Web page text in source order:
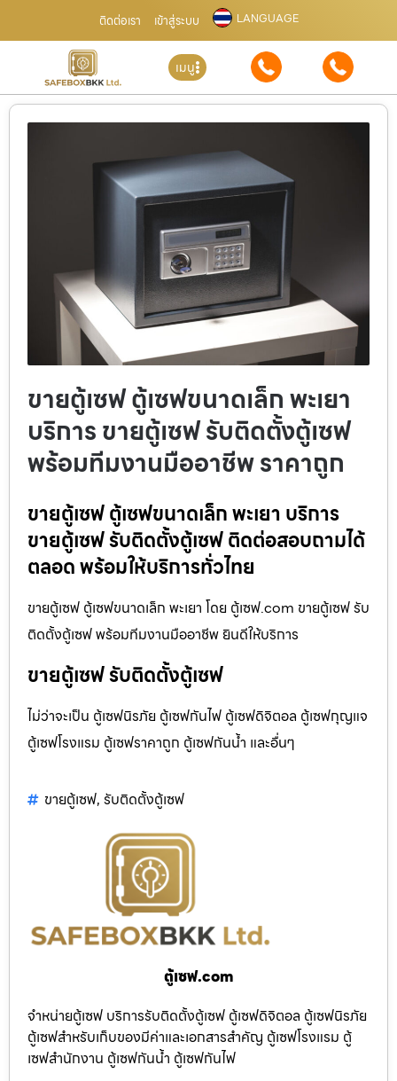
ติดต่อเรา เข้าสู่ระบบ LANGUAGE
เมนู
ขายตู้เซฟ ตู้เซฟขนาดเล็ก พะเยา
บริการ ขายตู้เซฟ รับติดตั้งตู้เซฟ
พร้อมทีมงานมืออาชีพ ราคาถูก
ขายตู้เซฟ ตู้เซฟขนาดเล็ก พะเยา บริการ
ขายตู้เซฟ รับติดตั้งตู้เซฟ ติดต่อสอบถามได้
ตลอด พร้อมให้บริการทั่วไทย
ขายตู้เซฟ ตู้เซฟขนาดเล็ก พะเยา โดย ตู้เซฟ.com ขายตู้เซฟ รับ
ติดตั้งตู้เซฟ พร้อมทีมงานมืออาชีพ ยินดีให้บริการ
ขายตู้เซฟ รับติดตั้งตู้เซฟ
ไม่ว่าจะเป็น ตู้เซฟนิรภัย ตู้เซฟกันไฟ ตู้เซฟดิจิตอล ตู้เซฟกุญแจ
ตู้เซฟโรงแรม ตู้เซฟราคาถูก ตู้เซฟกันน้ำ และอื่นๆ
ขายตู้เซฟ, รับติดตั้งตู้เซฟ
ตู้เซฟ.com
จำหน่ายตู้เซฟ บริการรับติดตั้งตู้เซฟ ตู้เซฟดิจิตอล ตู้เซฟนิรภัย
ตู้เซฟสำหรับเก็บของมีค่าและเอกสารสำคัญ ตู้เซฟโรงแรม ตู้
เซฟสำนักงาน ตู้เซฟกันน้ำ ตู้เซฟกันไฟ